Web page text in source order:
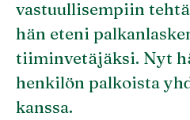
vastuullisempiin
hän eteni
tiiminvetäjäksi. Nyt
henkilön palkoista
kanssa.